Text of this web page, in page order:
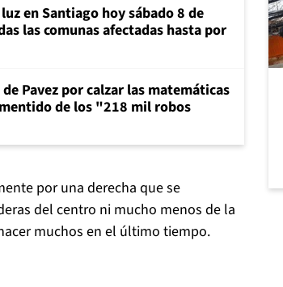
en Santiago hoy sábado 8 de
las comunas afectadas hasta por
Pavez por calzar las matemáticas
de los "218 mil robos
por una derecha que se
del centro ni mucho menos de la
muchos en el último tiempo.